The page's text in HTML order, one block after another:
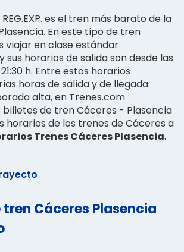
es el tren más barato de la
En este tipo de tren
viajar en clase estándar
horarios de salida son desde las
h. Entre estos horarios
horas de salida y de llegada.
alta, en Trenes.com
de tren Cáceres - Plasencia
horarios de los trenes de Cáceres a
Trenes Cáceres Plasencia.
tren Cáceres Plasencia